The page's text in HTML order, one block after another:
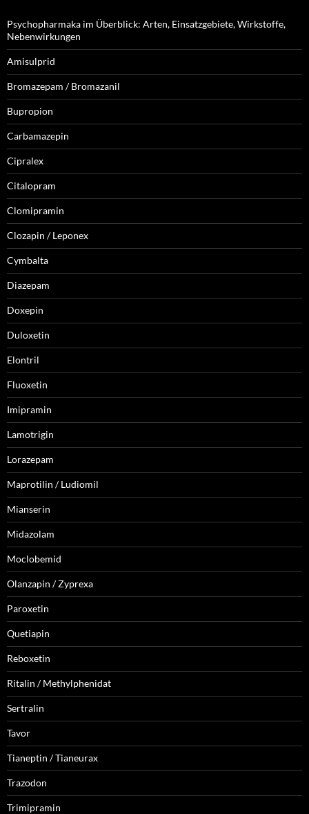
Psychopharmaka im Überblick: Arten, Einsatzgebiete, Wirkstoffe,
Nebenwirkungen
Amisulprid
Bromazepam / Bromazanil
Bupropion
Carbamazepin
Cipralex
Citalopram
Clomipramin
Clozapin / Leponex
Cymbalta
Diazepam
Doxepin
Duloxetin
Elontril
Fluoxetin
Imipramin
Lamotrigin
Lorazepam
Maprotilin / Ludiomil
Mianserin
Midazolam
Moclobemid
Olanzapin / Zyprexa
Paroxetin
Quetiapin
Reboxetin
Ritalin / Methylphenidat
Sertralin
Tavor
Tianeptin / Tianeurax
Trazodon
Trimipramin